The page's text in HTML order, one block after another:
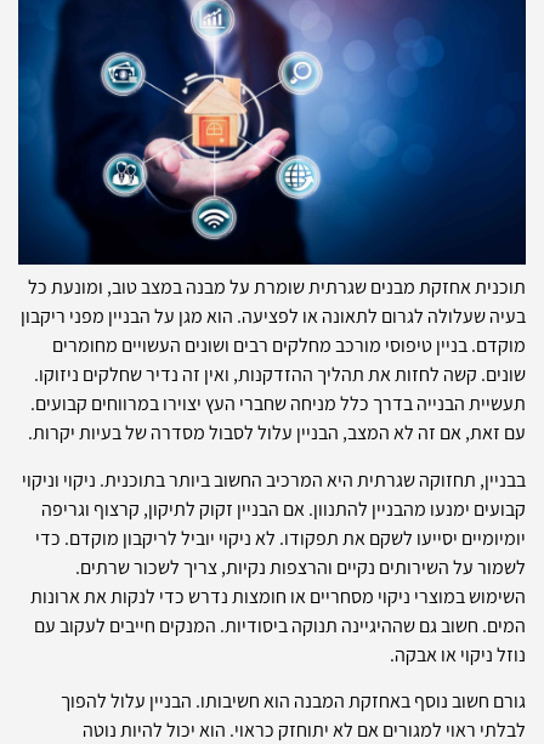
תוכנית אחזקת מבנים שגרתית שומרת על מבנה במצב טוב, ומונעת כל
בעיה שעלולה לגרום לתאונה או לפציעה. הוא מגן על הבניין מפני ריקבון
מוקדם. בניין טיפוסי מורכב מחלקים רבים ושונים העשויים מחומרים
שונים. קשה לחזות את תהליך ההזדקנות, ואין זה נדיר שחלקים ניזוקו.
תעשיית הבנייה בדרך כלל מניחה שחברי העץ יצוירו במרווחים קבועים.
עם זאת, אם זה לא המצב, הבניין עלול לסבול מסדרה של בעיות יקרות.
בבניין, תחזוקה שגרתית היא המרכיב החשוב ביותר בתוכנית. ניקוי וניקוי
קבועים ימנעו מהבניין להתנוון. אם הבניין זקוק לתיקון, קרצוף וגריפה
יומיומיים יסייעו לשקם את תפקודו. לא ניקוי יוביל לריקבון מוקדם. כדי
לשמור על השירותים נקיים והרצפות נקיות, צריך לשכור שרתים.
השימוש במוצרי ניקוי מסחריים או חומצות נדרש כדי לנקות את ארונות
המים. חשוב גם שההיגיינה תנוקה ביסודיות. המנקים חייבים לעקוב עם
נוזל ניקוי או אבקה.
גורם חשוב נוסף באחזקת המבנה הוא חשיבותו. הבניין עלול להפוך
לבלתי ראוי למגורים אם לא יתוחזק כראוי. הוא יכול להיות נוטה